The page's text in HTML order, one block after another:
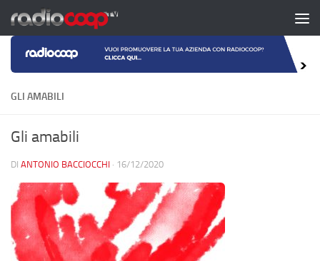
Salta al contenuto
GLI AMABILI
Gli amabili
DI ANTONIO BACCIOCCHI · 16/12/2020